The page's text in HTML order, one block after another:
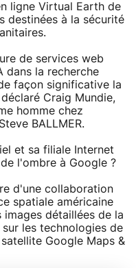
ligne Virtual Earth de
destinées à la sécurité
de services web
dans la recherche
façon significative la
Craig Mundie,
homme chez
BALLMER.
et sa filiale Internet
l'ombre à Google ?
d'une collaboration
spatiale américaine
détaillées de la
les technologies de
Google Maps &